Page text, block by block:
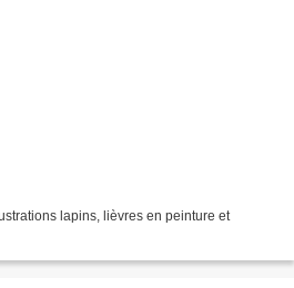
lapins, lièvres en peinture et